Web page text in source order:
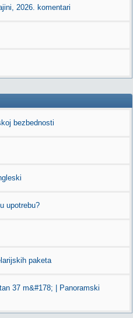
2026. komentari
bezbednosti
upotrebu?
paketa
37 m&#178; | Panoramski